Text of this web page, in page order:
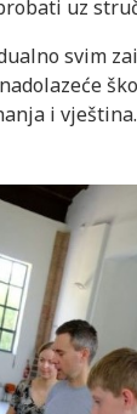
uz
svim
i vještina.